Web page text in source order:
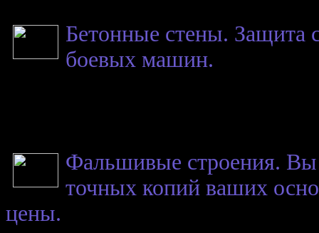
Бетонные стены. Защита
боевых машин.
Фальшивые строения. Вы
точных копий ваших
цены.